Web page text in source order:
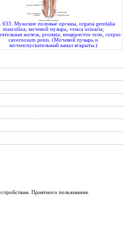
633. Мужские половые органы, organa genitalia
masculina; мочевой пузырь, vesica urinaria;
железа, prostata; пещеристое тело, corpus
cavernosum penis. (Мочевой пузырь и
мочеиспускательный канал вскрыты.)
Приятного пользования.